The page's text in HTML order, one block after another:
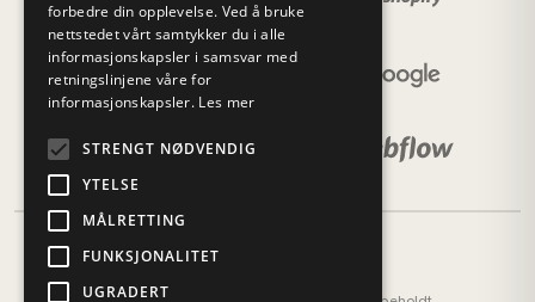
forbedre din opplevelse. Ved å bruke
nettstedet vårt samtykker du i alle
informasjonskapsler i samsvar med
retningslinjene våre for
informasjonskapsler. Les mer
STRENGT NØDVENDIG
YTELSE
MÅLRETTING
FUNKSJONALITET
UGRADERT